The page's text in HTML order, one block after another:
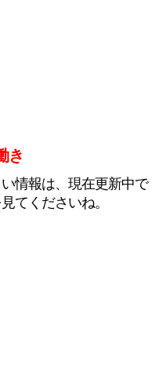
き
情報は、現在更新中で
てくださいね。